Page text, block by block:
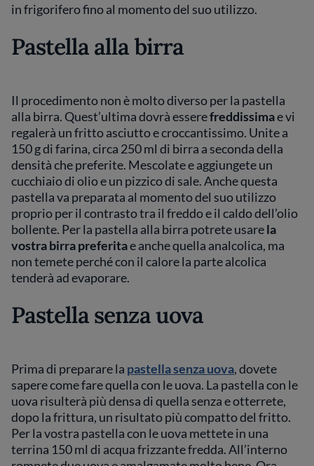
in frigorifero fino al momento del suo utilizzo.
Pastella alla birra
Il procedimento non è molto diverso per la pastella
alla birra. Quest’ultima dovrà esserefreddissimae vi
regalerà un fritto asciutto e croccantissimo. Unite a
150 g di farina, circa 250 ml di birra a seconda della
densità che preferite. Mescolate e aggiungete un
cucchiaio di olio e un pizzico di sale. Anche questa
pastella va preparata al momento del suo utilizzo
proprio per il contrasto tra il freddo e il caldo dell’olio
bollente. Per la pastella alla birra potrete usarela
vostra birra preferitae anche quella analcolica, ma
non temete perché con il calore la parte alcolica
tenderà ad evaporare.
Pastella senza uova
Prima di preparare la pastella senza uova, dovete
sapere come fare quella con le uova. La pastella con le
uova risulterà più densa di quella senza e otterrete,
dopo la frittura, un risultato più compatto del fritto.
Per la vostra pastella con le uova mettete in una
terrina 150 ml di acqua frizzante fredda. All’interno